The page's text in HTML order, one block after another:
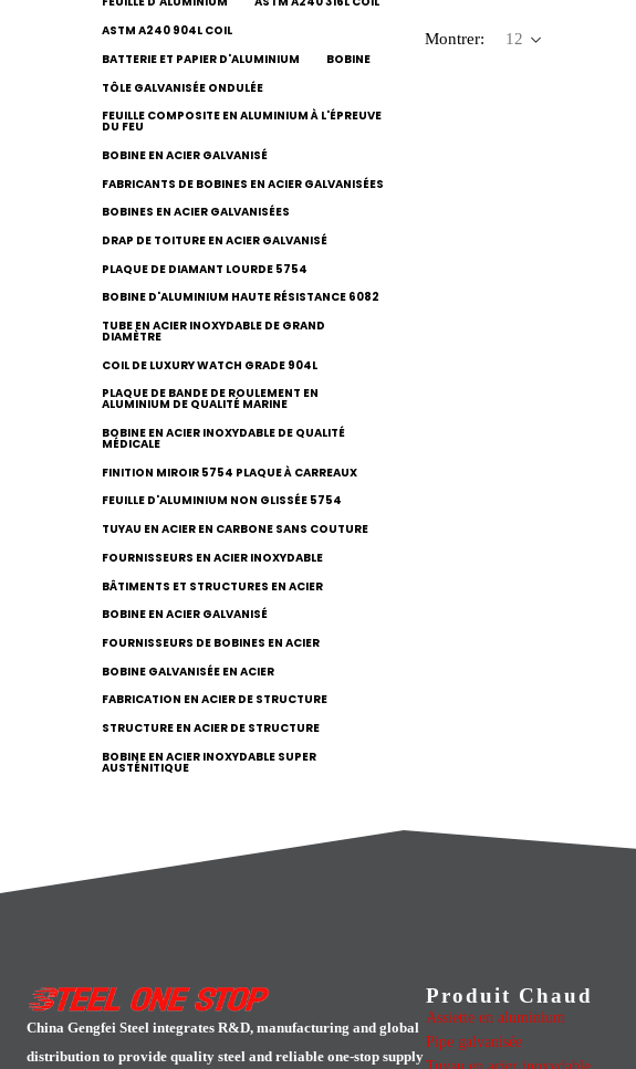
Montrer:
ASTM A240 904L COIL
BATTERIE ET PAPIER D'ALUMINIUM
BOBINE
TÔLE GALVANISÉE ONDULÉE
FEUILLE COMPOSITE EN ALUMINIUM À L'ÉPREUVE
DU FEU
BOBINE EN ACIER GALVANISÉ
FABRICANTS DE BOBINES EN ACIER GALVANISÉES
BOBINES EN ACIER GALVANISÉES
DRAP DE TOITURE EN ACIER GALVANISÉ
PLAQUE DE DIAMANT LOURDE 5754
BOBINE D'ALUMINIUM HAUTE RÉSISTANCE 6082
TUBE EN ACIER INOXYDABLE DE GRAND
DIAMÈTRE
COIL DE LUXURY WATCH GRADE 904L
PLAQUE DE BANDE DE ROULEMENT EN
ALUMINIUM DE QUALITÉ MARINE
BOBINE EN ACIER INOXYDABLE DE QUALITÉ
MÉDICALE
FINITION MIROIR 5754 PLAQUE À CARREAUX
FEUILLE D'ALUMINIUM NON GLISSÉE 5754
TUYAU EN ACIER EN CARBONE SANS COUTURE
FOURNISSEURS EN ACIER INOXYDABLE
BÂTIMENTS ET STRUCTURES EN ACIER
BOBINE EN ACIER GALVANISÉ
FOURNISSEURS DE BOBINES EN ACIER
BOBINE GALVANISÉE EN ACIER
FABRICATION EN ACIER DE STRUCTURE
STRUCTURE EN ACIER DE STRUCTURE
BOBINE EN ACIER INOXYDABLE SUPER
AUSTÉNITIQUE
China Gengfei Steel integrates R&D, manufacturing and global
distribution to provide quality steel and reliable one-stop supply
Produit Chaud
Assiette en aluminium
Pipe galvanisée